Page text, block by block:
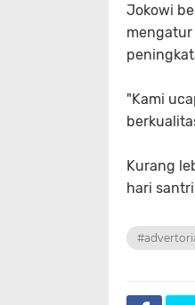
Jokowi
"Kami
Kurang
hari